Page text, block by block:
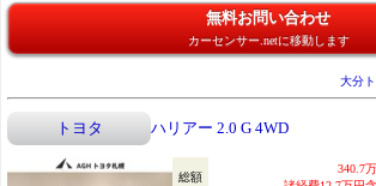
無料お問い合わせ
カーセンサー.netに移動します
大分
トヨタ ハリアー 2.0 G 4WD
総額
340.7